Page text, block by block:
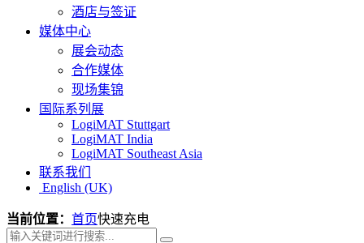
酒店与签证
媒体中心
展会动态
合作媒体
现场集锦
国际系列展
LogiMAT Stuttgart
LogiMAT India
LogiMAT Southeast Asia
联系我们
English (UK)
当前位置： 首页快速充电